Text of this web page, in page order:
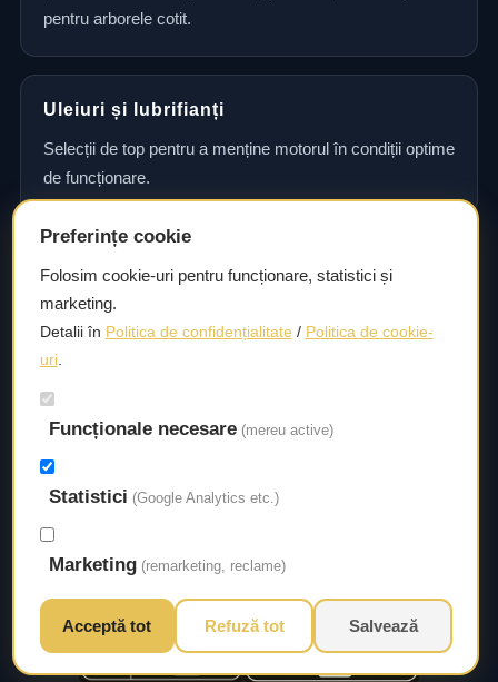
pentru arborele cotit.
Uleiuri și lubrifianți
Selecții de top pentru a menține motorul în condiții optime
de funcționare.
Consultanță și asistență tehnică
Consultanță și asistență tehnică pentru alegerea pieselor
potrivite și efectuarea reparațiilor sau întreținerii corecte.
Livrare rapidă
Asigurăm un timp de livrare scurt, astfel încât să aveți
acces la piesele necesare fără întârzieri.
© 2026 Autorival. Toate drepturile rezervate.
Preferințe cookie
Folosim cookie-uri pentru funcționare, statistici și
marketing.
Detalii în Politica de confidențialitate / Politica de cookie-
uri.
Funcționale necesare (mereu active)
Statistici (Google Analytics etc.)
Marketing (remarketing, reclame)
Acceptă tot Refuză tot Salvează